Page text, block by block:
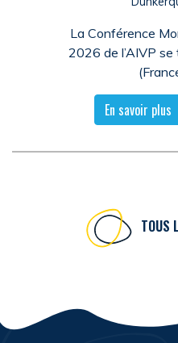
La Conférence
2026 de l’AIVP
En savoir plus
TOUS